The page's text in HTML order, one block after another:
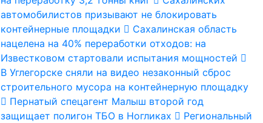
автомобилистов призывают не блокировать
контейнерные площадки
Сахалинская область
нацелена на 40% переработки отходов: на
Известковом стартовали испытания мощностей
В Углегорске сняли на видео незаконный сброс
строительного мусора на контейнерную площадку
Пернатый спецагент Малыш второй год
защищает полигон ТБО в Ногликах
Региональный